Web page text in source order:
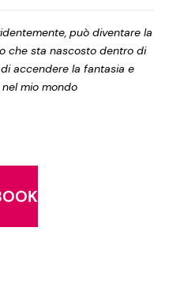
può diventare la
che sta nascosto dentro di
accendere la fantasia e
mio mondo